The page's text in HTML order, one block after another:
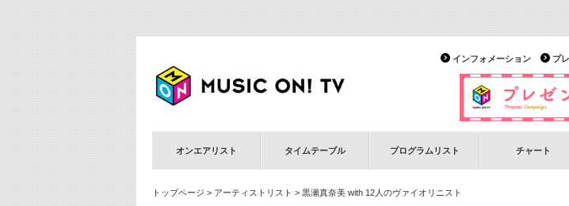
プ
インフォメーション
オンエアリスト タイムテーブル プログラムリスト チャート
トップページ > アーティストリスト > 黒瀬真奈美 with 12人のヴァイオリニスト